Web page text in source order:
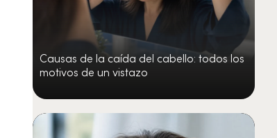
Causas de la caída del cabello: todos los
motivos de un vistazo